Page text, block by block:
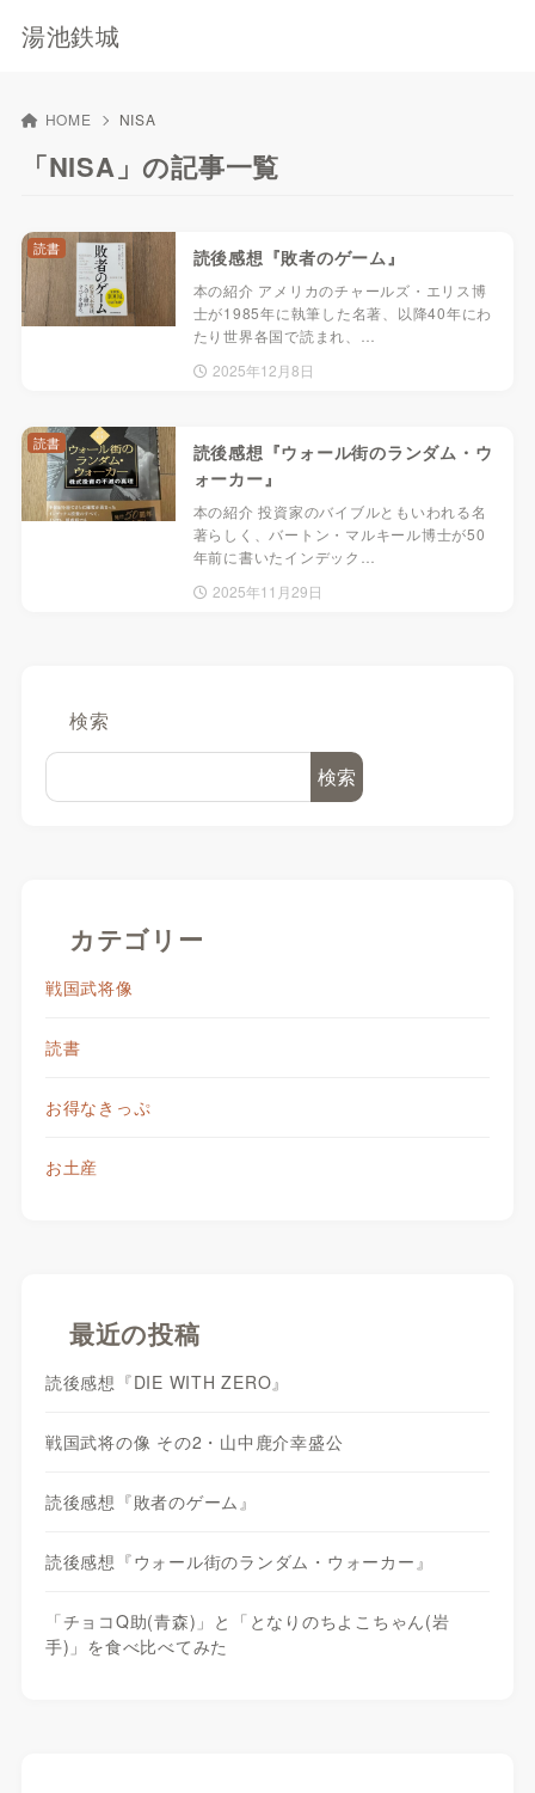
湯池鉄城
HOME NISA
「NISA」の記事一覧
読後感想『敗者のゲーム』
本の紹介 アメリカのチャールズ・エリス博
士が1985年に執筆した名著、以降40年にわ
たり世界各国で読まれ、…
2025年12月8日
読書
読後感想『ウォール街のランダム・ウ
ォーカー』
本の紹介 投資家のバイブルともいわれる名
著らしく、バートン・マルキール博士が50
年前に書いたインデック…
2025年11月29日
読書
検索
検索
カテゴリー
戦国武将像
読書
お得なきっぷ
お土産
最近の投稿
読後感想『DIE WITH ZERO』
戦国武将の像 その2・山中鹿介幸盛公
読後感想『敗者のゲーム』
読後感想『ウォール街のランダム・ウォーカー』
「チョコQ助(青森)」と「となりのちよこちゃん(岩
手)」を食べ比べてみた